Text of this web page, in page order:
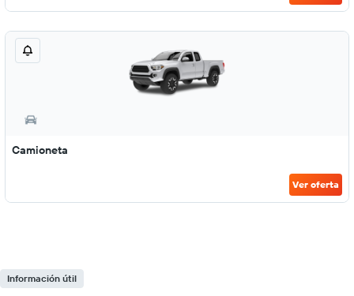
Camioneta
Ver oferta
Información útil